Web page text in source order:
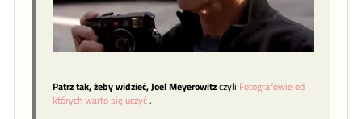
Patrz tak, żeby widzieć, Joel Meyerowitzczyli Fotografowie od
których warto się uczyć.